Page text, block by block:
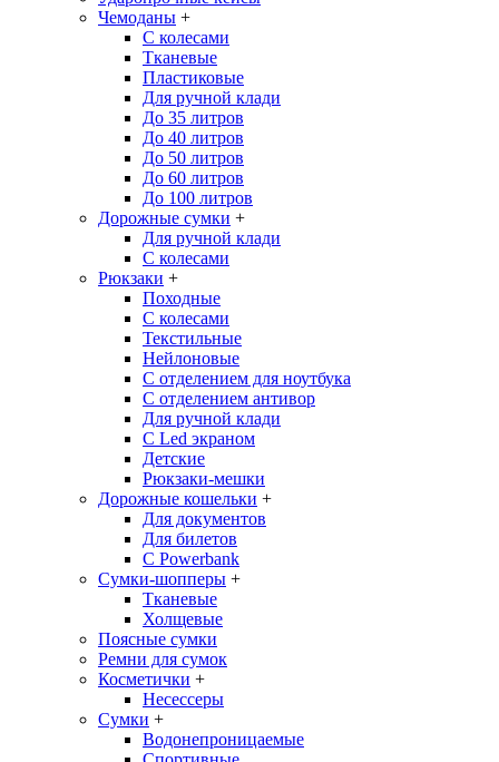
Чемоданы +
С колесами
Тканевые
Пластиковые
Для ручной клади
До 35 литров
До 40 литров
До 50 литров
До 60 литров
До 100 литров
Дорожные сумки +
Для ручной клади
С колесами
Рюкзаки +
Походные
С колесами
Текстильные
Нейлоновые
С отделением для ноутбука
С отделением антивор
Для ручной клади
С Led экраном
Детские
Рюкзаки-мешки
Дорожные кошельки +
Для документов
Для билетов
С Powerbank
Сумки-шопперы +
Тканевые
Холщевые
Поясные сумки
Ремни для сумок
Косметички +
Несессеры
Сумки +
Водонепроницаемые